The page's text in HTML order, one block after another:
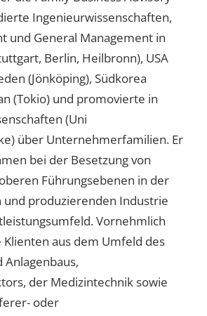
Ingenieurwissenschaften,
und General Management in
Berlin, Heilbronn), USA
(Jönköping), Südkorea
(Tokio) und promovierte in
(Uni
über Unternehmerfamilien. Er
bei der Besetzung von
Führungsebenen in der
produzierenden Industrie
Vornehmlich
aus dem Umfeld des
Anlagenbaus,
der Medizintechnik sowie
oder